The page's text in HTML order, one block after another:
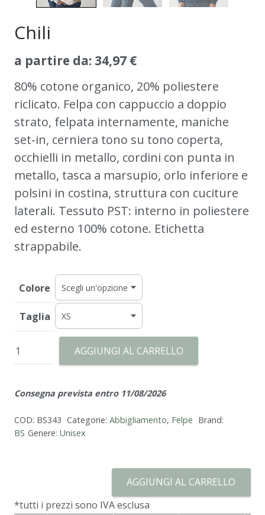
Chili
a partire da: 34,97 €
80% cotone organico, 20% poliestere
riclicato. Felpa con cappuccio a doppio
strato, felpata internamente, maniche
set-in, cerniera tono su tono coperta,
occhielli in metallo, cordini con punta in
metallo, tasca a marsupio, orlo inferiore e
polsini in costina, struttura con cuciture
laterali. Tessuto PST: interno in poliestere
ed esterno 100% cotone. Etichetta
strappabile.
Colore
Taglia
Chili
quantità
AGGIUNGI AL CARRELLO
Consegna prevista entro 11/08/2026
COD: BS343 Categorie: Abbigliamento, Felpe Brand:
BS Genere: Unisex
AGGIUNGI AL CARRELLO
*tutti i prezzi sono IVA esclusa